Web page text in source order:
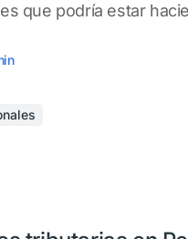
que podría estar